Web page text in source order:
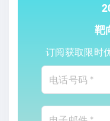
靶
订阅获取限时